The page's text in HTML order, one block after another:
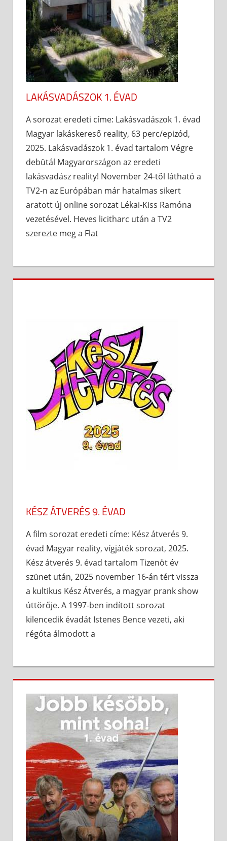
LAKÁSVADÁSZOK 1. ÉVAD
A sorozat eredeti címe: Lakásvadászok 1. évad
Magyar lakáskereső reality, 63 perc/epizód,
2025. Lakásvadászok 1. évad tartalom Végre
debütál Magyarországon az eredeti
lakásvadász reality! November 24-től látható a
TV2-n az Európában már hatalmas sikert
aratott új online sorozat Lékai-Kiss Ramóna
vezetésével. Heves licitharc után a TV2
szerezte meg a Flat
KÉSZ ÁTVERÉS 9. ÉVAD
A film sorozat eredeti címe: Kész átverés 9.
évad Magyar reality, vígjáték sorozat, 2025.
Kész átverés 9. évad tartalom Tizenöt év
szünet után, 2025 november 16-án tért vissza
a kultikus Kész Átverés, a magyar prank show
úttörője. A 1997-ben indított sorozat
kilencedik évadát Istenes Bence vezeti, aki
régóta álmodott a